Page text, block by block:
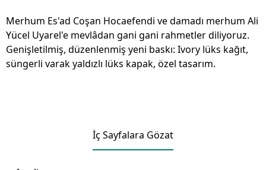
Merhum Es'ad Coşan Hocaefendi ve damadı merhum Ali
Yücel Uyarel'e mevlâdan gani gani rahmetler diliyoruz.
Genişletilmiş, düzenlenmiş yeni baskı: Ivory lüks kağıt,
süngerli varak yaldızlı lüks kapak, özel tasarım.
İç Sayfalara Gözat